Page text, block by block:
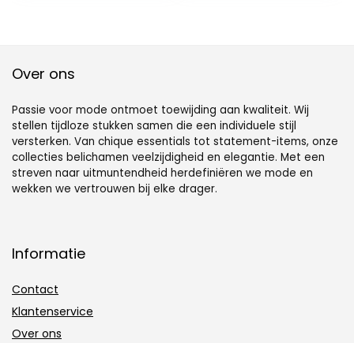
klassieke rug met
Over ons
Passie voor mode ontmoet toewijding aan kwaliteit. Wij
stellen tijdloze stukken samen die een individuele stijl
versterken. Van chique essentials tot statement-items, onze
collecties belichamen veelzijdigheid en elegantie. Met een
streven naar uitmuntendheid herdefiniëren we mode en
wekken we vertrouwen bij elke drager.
Informatie
Contact
Klantenservice
Over ons